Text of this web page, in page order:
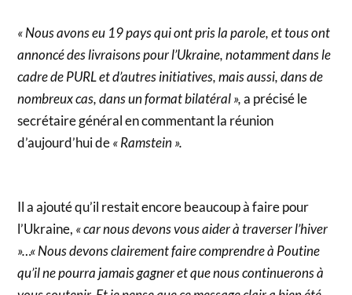
« Nous avons eu 19 pays qui ont pris la parole, et tous ont
annoncé des livraisons pour l’Ukraine, notamment dans le
cadre de PURL et d’autres initiatives, mais aussi, dans de
nombreux cas, dans un format bilatéral »,a précisé le
secrétaire général en commentant la réunion
d’aujourd’hui de« Ramstein ».
Il a ajouté qu’il restait encore beaucoup à faire pour
l’Ukraine, « car nous devons vous aider à traverser l’hiver
»…« Nous devons clairement faire comprendre à Poutine
qu’il ne pourra jamais gagner et que nous continuerons à